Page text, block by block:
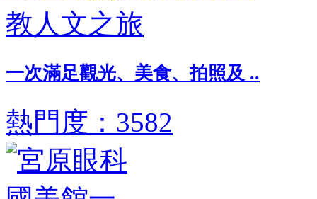
一次滿足觀光、美食、拍照及 ..
熱門度：3582